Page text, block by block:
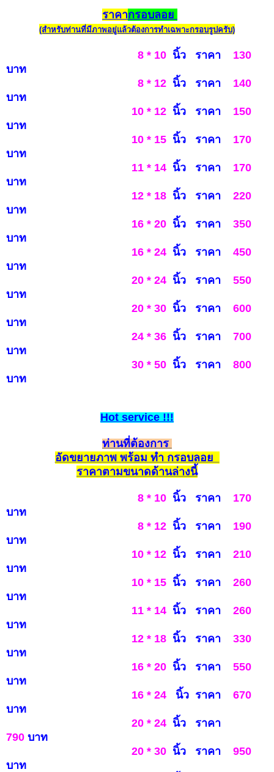
ราคากรอบลอย
(สำหรับท่านที่มีภาพอยู่แล้วต้องการทำเฉพาะกรอบรูปครับ)
8 * 10 นิ้ว ราคา 130
บาท
8 * 12 นิ้ว ราคา 140
บาท
10 * 12 นิ้ว ราคา 150
บาท
10 * 15 นิ้ว ราคา 170
บาท
11 * 14 นิ้ว ราคา
170
บาท
12 * 18 นิ้ว ราคา 220
บาท
16 * 20 นิ้ว ราคา 350
บาท
16 * 24 นิ้ว ราคา 450
บาท
20 * 24 นิ้ว ราคา
550
บาท
20 * 30 นิ้ว ราคา 600
บาท
24 * 36 นิ้ว ราคา 700
บาท
30 * 50 นิ้ว ราคา 800
บาท
Hot service !!!
ท่านที่ต้องการ
อัดขยายภาพ พร้อม ทำ กรอบลอย
ราคาตามขนาดด้านล่างนี้
8 * 10 นิ้ว ราคา 170
บาท
8 * 12 นิ้ว ราคา 190
บาท
10 * 12 นิ้ว ราคา 210
บาท
10 * 15 นิ้ว ราคา 260
บาท
11 * 14 นิ้ว ราคา
260
บาท
12 * 18 นิ้ว ราคา 330
บาท
16 * 20 นิ้ว ราคา 550
บาท
16 * 24 นิ้ว ราคา 670
บาท
20 * 24 นิ้ว ราคา
790 บาท
20 * 30 นิ้ว ราคา 950
บาท